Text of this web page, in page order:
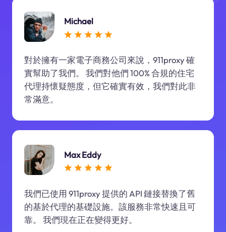
Michael
對於擁有一家電子商務公司來說，911proxy 確
實幫助了我們。 我們對他們 100% 合規的住宅
代理持懷疑態度，但它確實有效，我們對此非
常滿意。
Max Eddy
我們已使用 911proxy 提供的 API 鏈接替換了舊
的基於代理的基礎設施。該服務非常快速且可
靠。 我們現在正在變得更好。